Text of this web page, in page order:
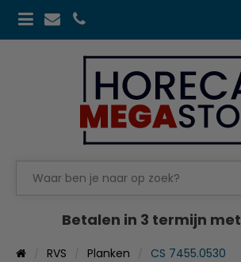
Betalen in 3 termijn met
RVS Planken CS 7455.0530